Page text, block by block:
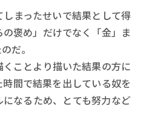
まったせいで結果として得
褒め」だけでなく「金」ま
だ。
ことより描いた結果の方に
間で結果を出している奴を
なるため、とても努力など